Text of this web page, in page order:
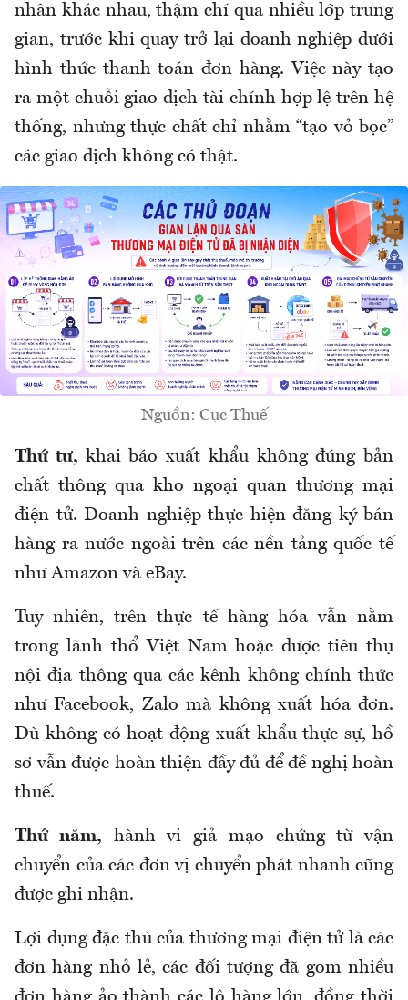
nhân khác nhau, thậm chí qua nhiều lớp trung
gian, trước khi quay trở lại doanh nghiệp dưới
hình thức thanh toán đơn hàng. Việc này tạo
ra một chuỗi giao dịch tài chính hợp lệ trên hệ
thống, nhưng thực chất chỉ nhằm “tạovỏ bọc”
các giao dịch không có thật.
Nguồn: Cục Thuế
Thứ tư, khai báo xuất khẩu không đúng bản
chất thông qua kho ngoại quan thương mại
điện tử. Doanh nghiệp thực hiện đăng ký bán
hàng ra nước ngoài trên các nền tảng quốc tế
như Amazon và eBay.
Tuy nhiên,trên thực tế hàng hóa vẫn nằm
trong lãnh thổ Việt Nam hoặc được tiêu thụ
nội địa thông qua các kênh không chính thức
như Facebook, Zalo mà không xuất hóa đơn.
Dù không có hoạt động xuất khẩu thực sự, hồ
sơ vẫn được hoàn thiện đầy đủ để đề nghị hoàn
thuế.
Thứ năm, hànhvi giả mạo chứng từ vận
chuyển của các đơn vị chuyển phát nhanh cũng
được ghi nhận.
Lợi dụng đặc thù của thương mại điện tử là các
đơn hàng nhỏ lẻ, các đối tượng đã gom nhiều